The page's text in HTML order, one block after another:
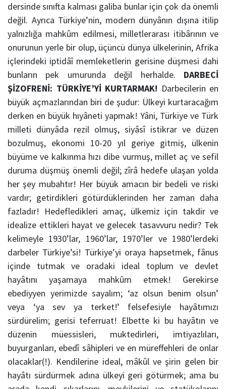
dersinde sınıfta kalması galiba bunlar için çok da önemli
değil. Ayrıca Türkiye’nin, modern dünyânın dışına itilip
yalnızlığa mahkûm edilmesi, milletlerarası itibârının ve
onurunun yerle bir olup, üçüncü dünya ülkelerinin, Afrika
içlerindeki iptidâî memleketlerin gerisine düşmesi dahi
bunların pek umurunda değil herhalde. DARBECİ
ŞİZOFRENİ: TÜRKİYE’Yİ KURTARMAK! Darbecilerin en
büyük açmazlarından biri de şudur: Ülkeyi kurtaracağım
derken en büyük hıyâneti yapmak! Yâni, Türkiye ve Türk
milleti dünyâda rezil olmuş, siyâsî istikrar ve düzen
bozulmuş, ekonomi 10-20 yıl geriye gitmiş, ülkenin
büyüme ve kalkınma hızı dibe vurmuş, millet aç ve sefil
duruma düşmüş önemli değil; zîrâ hedefe ulaşan yolda
her şey mubahtır! Her büyük amacın bir bedeli ve riski
vardır; getirdikleri götürdüklerinden her zaman daha
fazladır! Hedefledikleri amaç, ülkemiz için takdir ve
idealize ettikleri hayat ve gelecek tasavvuru nedir? Tek
kelimeyle 1930’lar, 1960’lar, 1970’ler ve 1980’lerdeki
darbeler Türkiye’si! Türkiye’yi oraya hapsetmek, fânus
içinde tutmak ve oradaki ideal toplum ve devlet
hayâtını yaşamaya mahkûm etmek! Gerekirse
ebediyyen yerimizde sayalım; ‘az olsun benim olsun’
veya ‘ya sev ya terket!’ felsefesiyle hayâtımızı
sürdürelim; gerisi teferruat! Elbette ki bu hayâtın ve
düzenin müessisleri, muktedirleri, imtiyazlıları,
buyurganları, ebedî sâhipleri ve en müreffehleri de onlar
olacaklar(!). Kendilerine ideal, mâkûl ve şirin gelen bir
hayâtı sürdürmek adına ülkeyi geri götürmek; ama bu